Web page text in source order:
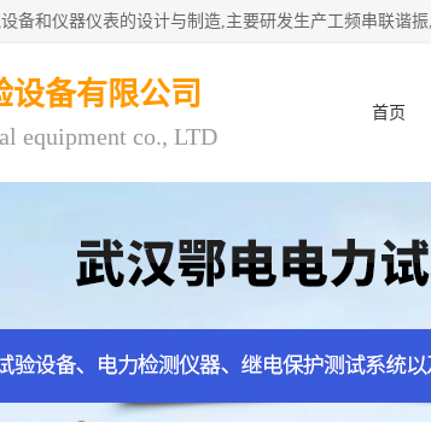
设备有限公司
equipment co., LTD
首页